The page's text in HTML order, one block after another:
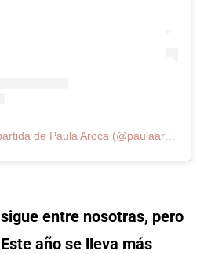
sigue entre nosotras, pero
Este año se lleva más